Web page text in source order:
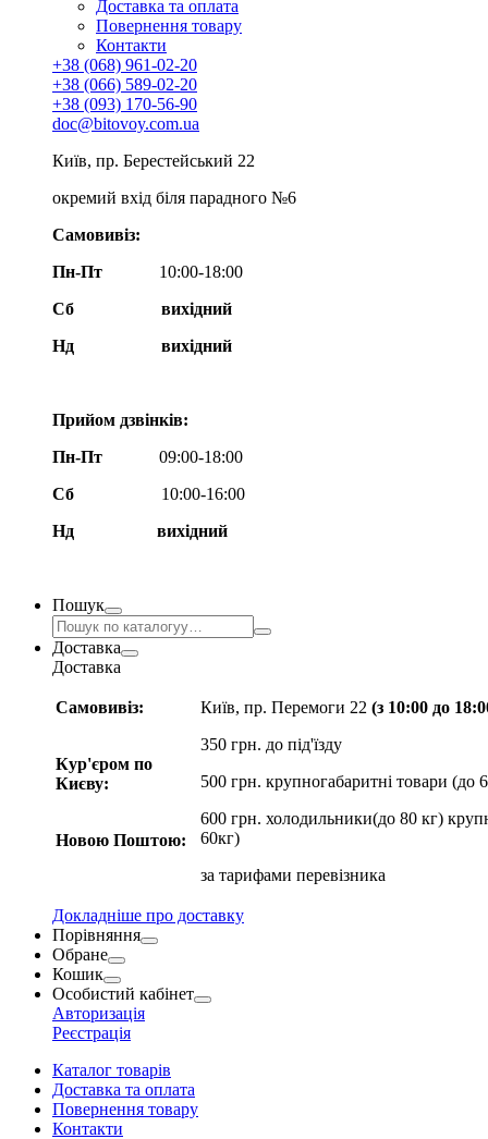
Доставка та оплата
Повернення товару
Контакти
+38 (068) 961-02-20
+38 (066) 589-02-20
+38 (093) 170-56-90
doc@bitovoy.com.ua
Київ, пр. Берестейський 22
окремий вхід біля парадного №6
Самовивіз:
Пн-Пт
10:00-18:00
Сб
вихідний
Нд
вихідний
Прийом дзвінків:
Пн-Пт
09:00-18:00
Сб
10:00-16:00
Нд вихідний
Пошук
Доставка
Доставка
Самовивіз:
Кур'єром по
Києву:
Новою Поштою:
Київ, пр. Перемоги 22 (з 10:00 до
350 грн. до під'їзду
500 грн. крупногабаритні товари (до
600 грн. холодильники(до 80 кг)
60кг)
за тарифами перевізника
Докладніше про доставку
Порівняння
Обране
Кошик
Особистий кабінет
Авторизація
Реєстрація
Каталог товарів
Доставка та оплата
Повернення товару
Контакти